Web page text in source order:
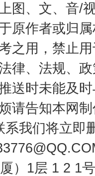
图、文、音/
原作者或归
之用，禁止
律、法规、
送时未能及
请告知本网
系我们将立即
）1层 1 2 1
今